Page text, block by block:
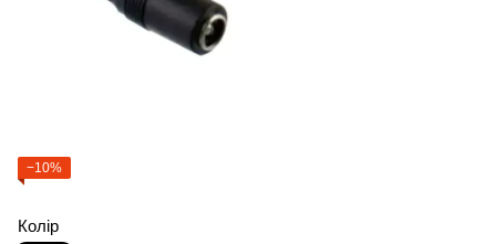
−10%
Колір